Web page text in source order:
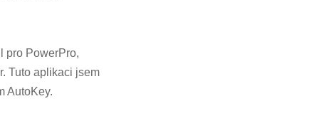
pro PowerPro,
Tuto aplikaci jsem
AutoKey.